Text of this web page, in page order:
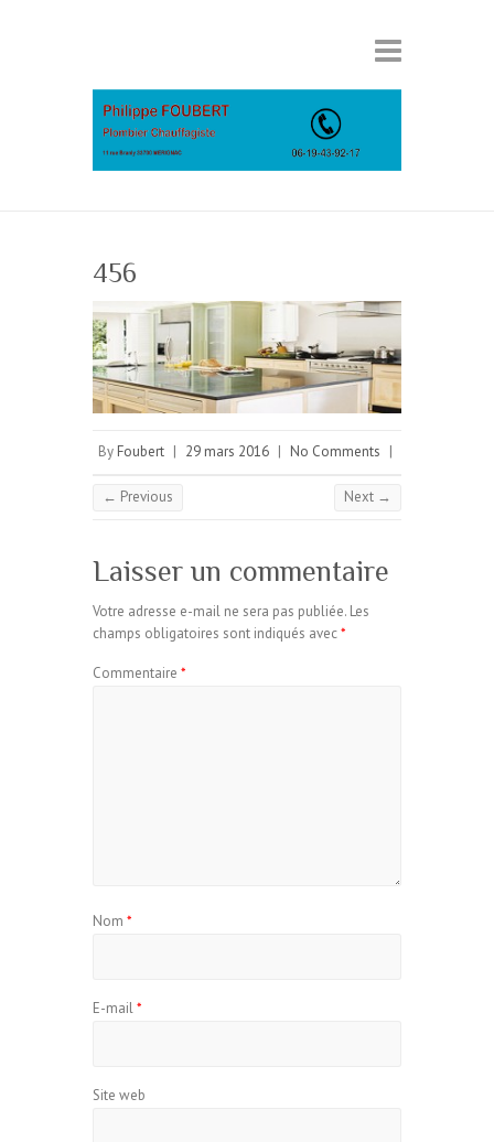
456
By Foubert | 29 mars 2016 | No Comments |
← Previous Next →
Laisser un commentaire
Votre adresse e-mail ne sera pas publiée. Les
champs obligatoires sont indiqués avec*
Commentaire *
Nom *
E-mail*
Site web